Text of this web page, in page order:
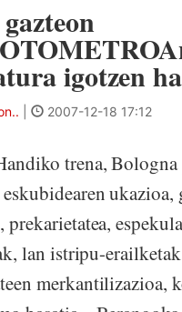
igotzen
2007-12-18 17:12
trena, Bologna
ukazioa,
prekarietatea,
lan istripu-
merkantilizazioa,